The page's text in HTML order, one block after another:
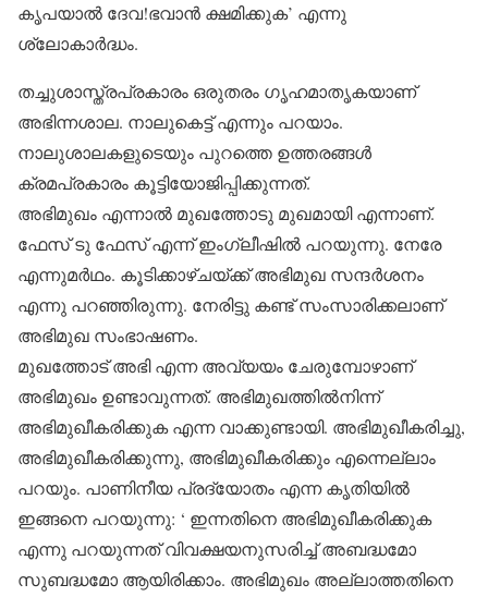
കൃപയാല്‍ ദേവ!ഭവാന്‍ ക്ഷമിക്കുക’ എന്നു
ശ്ലോകാര്‍ദ്ധം.
തച്ചുശാസ്ത്രപ്രകാരം ഒരുതരം ഗൃഹമാതൃകയാണ്
അഭിന്നശാല. നാലുകെട്ട് എന്നും പറയാം.
നാലുശാലകളുടെയും പുറത്തെ ഉത്തരങ്ങള്‍
ക്രമപ്രകാരം കൂട്ടിയോജിപ്പിക്കുന്നത്.
അഭിമുഖം എന്നാല്‍ മുഖത്തോടു മുഖമായി എന്നാണ്.
ഫേസ് ടു ഫേസ് എന്ന് ഇംഗ്ലീഷില്‍ പറയുന്നു. നേരേ
എന്നുമര്‍ഥം. കൂടിക്കാഴ്ചയ്ക്ക് അഭിമുഖ സന്ദര്‍ശനം
എന്നു പറഞ്ഞിരുന്നു. നേരിട്ടു കണ്ട് സംസാരിക്കലാണ്
അഭിമുഖ സംഭാഷണം.
മുഖത്തോട് അഭി എന്ന അവ്യയം ചേരുമ്പോഴാണ്
അഭിമുഖം ഉണ്ടാവുന്നത്. അഭിമുഖത്തില്‍നിന്ന്
അഭിമുഖീകരിക്കുക എന്ന വാക്കുണ്ടായി. അഭിമുഖീകരിച്ചു,
അഭിമുഖീകരിക്കുന്നു, അഭിമുഖീകരിക്കും എന്നെല്ലാം
പറയും. പാണിനീയ പ്രദ്യോതം എന്ന കൃതിയില്‍
ഇങ്ങനെ പറയുന്നു: ‘ ഇന്നതിനെ അഭിമുഖീകരിക്കുക
എന്നു പറയുന്നത് വിവക്ഷയനുസരിച്ച് അബദ്ധമോ
സുബദ്ധമോ ആയിരിക്കാം. അഭിമുഖം അല്ലാത്തതിനെ